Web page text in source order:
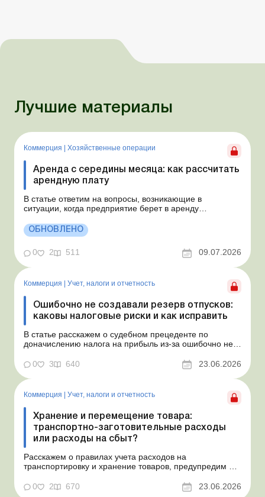
Лучшие материалы
Коммерция Хозяйственные операции
Аренда с середины месяца: как рассчитать
арендную плату
В статье ответим на вопросы, возникающие в
ситуации, когда предприятие берет в аренду
действовать с середины месяца. Предприятие
арендует у физлица автомобиль с 15.07.2026.
Согласно условиям договора арендная плата
составляет 4 000 грн в месяц. Возн...
ОБНОВЛЕНО
0 2 511 09.07.2026
Коммерция | Учет, налоги и отчетность
Ошибочно не создавали резерв отпусков:
каковы налоговые риски и как исправить
В статье расскажем о судебном прецеденте по
доначислению налога на прибыль из-за ошибочно не
рекомендации, как минимизировать налоговые риски.
Проблемные расходы: налоговые риски и судебная
практика Понимаем ваши волнения в связи с
ошибочным несоздан...
0 3 640 23.06.2026
Коммерция | Учет, налоги и отчетность
Хранение и перемещение товара:
транспортно-заготовительные расходы
или расходы на сбыт?
Расскажем о правилах учета расходов на
транспортировку и хранение товаров, предупредим о
нормативное обоснование. Проблемные расходы:
налоговые риски и судебная практика Казалось бы, в
0 2 670 23.06.2026